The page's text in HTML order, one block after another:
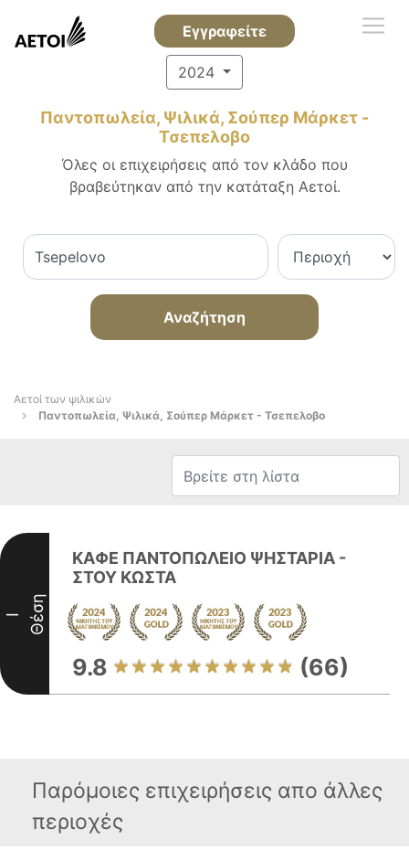
Εγγραφείτε
2024
Παντοπωλεία, Ψιλικά, Σούπερ Μάρκετ -
Τσεπελοβο
Όλες οι επιχειρήσεις από τον κλάδο που
βραβεύτηκαν από την κατάταξη Αετοί.
Αναζήτηση
Αετοί των ψιλικών
Παντοπωλεία, Ψιλικά, Σούπερ Μάρκετ - Τσεπελοβο
I Θέση
ΚΑΦΕ ΠΑΝΤΟΠΩΛΕΙΟ ΨΗΣΤΑΡΙΑ -
ΣΤΟΥ ΚΩΣΤΑ
9.8 (66)
Παρόμοιες επιχειρήσεις απο άλλες
περιοχές